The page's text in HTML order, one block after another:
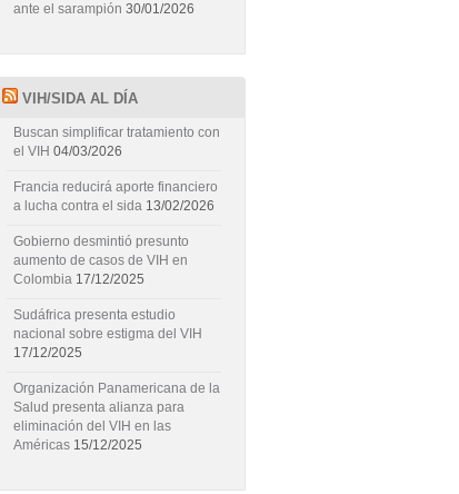
ante el sarampión 30/01/2026
VIH/SIDA AL DÍA
Buscan simplificar tratamiento con
el VIH 04/03/2026
Francia reducirá aporte financiero
a lucha contra el sida 13/02/2026
Gobierno desmintió presunto
aumento de casos de VIH en
Colombia 17/12/2025
Sudáfrica presenta estudio
nacional sobre estigma del VIH
17/12/2025
Organización Panamericana de la
Salud presenta alianza para
eliminación del VIH en las
Américas 15/12/2025